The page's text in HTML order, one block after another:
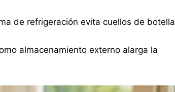
de refrigeración evita cuellos de botella
almacenamiento externo alarga la